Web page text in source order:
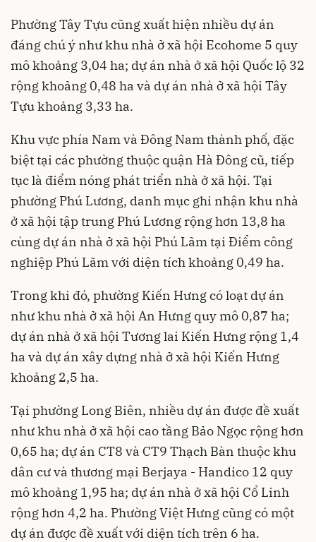
Phường Tây Tựu cũng xuất hiện nhiều dự án
đáng chú ý như khu nhà ở xã hội Ecohome 5 quy
mô khoảng 3,04 ha; dự án nhà ở xã hội Quốc lộ 32
rộng khoảng 0,48 ha và dự án nhà ở xã hội Tây
Tựu khoảng 3,33 ha.
Khu vực phía Nam và Đông Nam thành phố, đặc
biệt tại các phường thuộc quận Hà Đông cũ, tiếp
tục là điểm nóng phát triển nhà ở xã hội. Tại
phường Phú Lương, danh mục ghi nhận khu nhà
ở xã hội tập trung Phú Lương rộng hơn 13,8 ha
cùng dự án nhà ở xã hội Phú Lãm tại Điểm công
nghiệp Phú Lãm với diện tích khoảng 0,49 ha.
Trong khi đó, phường Kiến Hưng có loạt dự án
như khu nhà ở xã hội An Hưng quy mô 0,87 ha;
dự án nhà ở xã hội Tương lai Kiến Hưng rộng 1,4
ha và dự án xây dựng nhà ở xã hội Kiến Hưng
khoảng 2,5 ha.
Tại phường Long Biên, nhiều dự án được đề xuất
như khu nhà ở xã hội cao tầng Bảo Ngọc rộng hơn
0,65 ha; dự án CT8 và CT9 Thạch Bàn thuộc khu
dân cư và thương mại Berjaya - Handico 12 quy
mô khoảng 1,95 ha; dự án nhà ở xã hội Cổ Linh
rộng hơn 4,2 ha. Phường Việt Hưng cũng có một
dự án được đề xuất với diện tích trên 6 ha.